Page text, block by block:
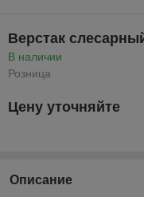
Верстак
В наличии
Розница
Цену уточняйте
Описание